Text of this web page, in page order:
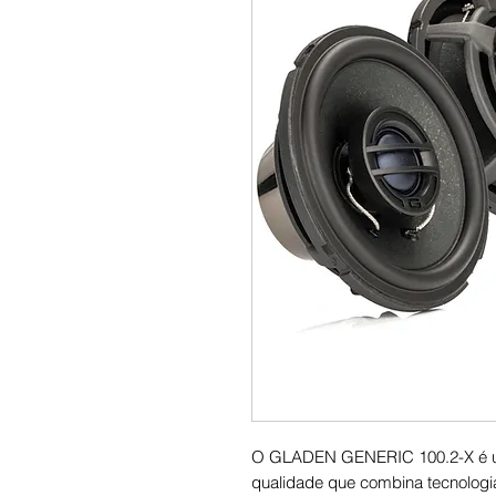
O GLADEN GENERIC 100.2-X
qualidade que combina